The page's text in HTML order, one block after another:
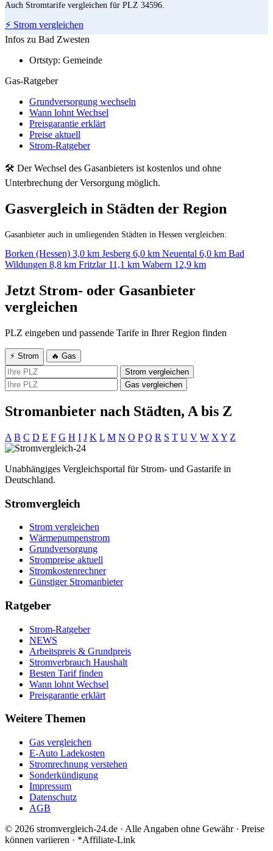
Auch Stromtarife vergleichen für PLZ 34596.
⚡ Strom vergleichen
Infos zu Bad Zwesten
Ortstyp: Gemeinde
Gas-Ratgeber
Grundversorgung wechseln
Wann lohnt Wechsel
Preisgarantie erklärt
Preise aktuell
Strom-Ratgeber
🛠 Der Wechsel des Gasanbieters ist kostenlos und ohne
Unterbrechung der Versorgung möglich.
Gasvergleich in Städten der Region
Gasanbieter auch in umliegenden Städten in Hessen vergleichen:
Borken (Hessen) 3,0 km Jesberg 6,0 km Neuental 6,0 km Bad
Wildungen 8,8 km Fritzlar 11,1 km Wabern 12,9 km
Jetzt Strom- oder Gasanbieter
vergleichen
PLZ eingeben und passende Tarife in Ihrer Region finden
⚡ Strom
🔥 Gas
Strom vergleichen
Gas vergleichen
Stromanbieter nach Städten, A bis Z
A B C D E F G H I J K L M N O P Q R S T U V W X Y Z
Unabhängiges Vergleichsportal für Strom- und Gastarife in
Deutschland.
Stromvergleich
Strom vergleichen
Wärmepumpenstrom
Grundversorgung
Strompreise aktuell
Stromkostenrechner
Günstiger Stromanbieter
Ratgeber
Strom-Ratgeber
NEWS
Arbeitspreis & Grundpreis
Stromverbrauch Haushalt
Besten Tarif finden
Wann lohnt Wechsel
Preisgarantie erklärt
Weitere Themen
Gas vergleichen
E-Auto Ladekosten
Stromrechnung verstehen
Sonderkündigung
Impressum
Datenschutz
AGB
© 2026 stromvergleich-24.de · Alle Angaben ohne Gewähr · Preise
können variieren · *Affiliate-Link